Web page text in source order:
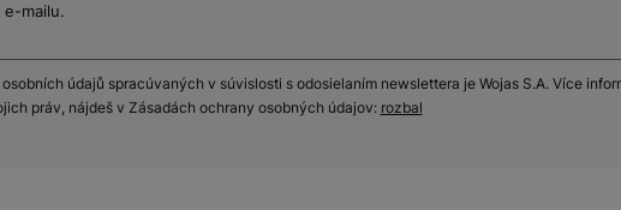
mailu.
údajů spracúvaných v súvislosti s odosielaním newslettera je Wojas S.A. Více
práv, nájdeš v Zásadách ochrany osobných údajov: rozbal